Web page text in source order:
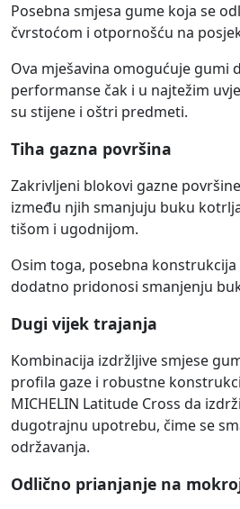
Posebna smjesa gume koja se
čvrstoćom i otpornošću na
Ova mješavina omogućuje gumi
performanse čak i u najtežim
su stijene i oštri predmeti.
Tiha gazna površina
Zakrivljeni blokovi gazne
između njih smanjuju buku
tišom i ugodnijom.
Osim toga, posebna
dodatno pridonosi smanjenju
Dugi vijek trajanja
Kombinacija izdržljive smjese
profila gaze i robustne
MICHELIN Latitude Cross da
dugotrajnu upotrebu, čime se
održavanja.
Odlično prianjanje na